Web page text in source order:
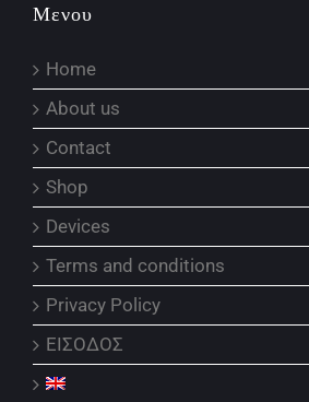
Μενου
Home
About us
Contact
Shop
Devices
Terms and conditions
Privacy Policy
ΕΙΣΟΔΟΣ